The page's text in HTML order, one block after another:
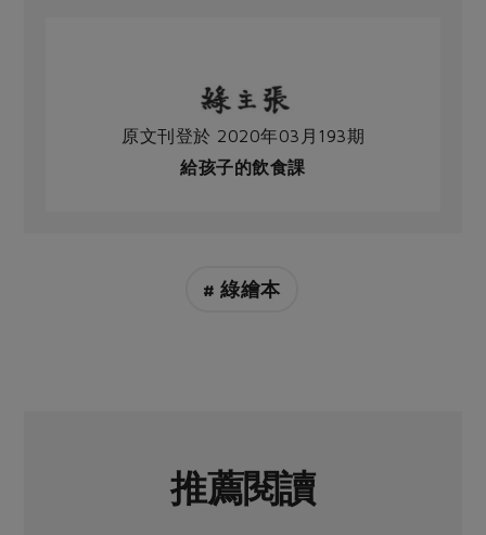
原文刊登於 2020年03月193期
給孩子的飲食課
# 綠繪本
推薦閱讀